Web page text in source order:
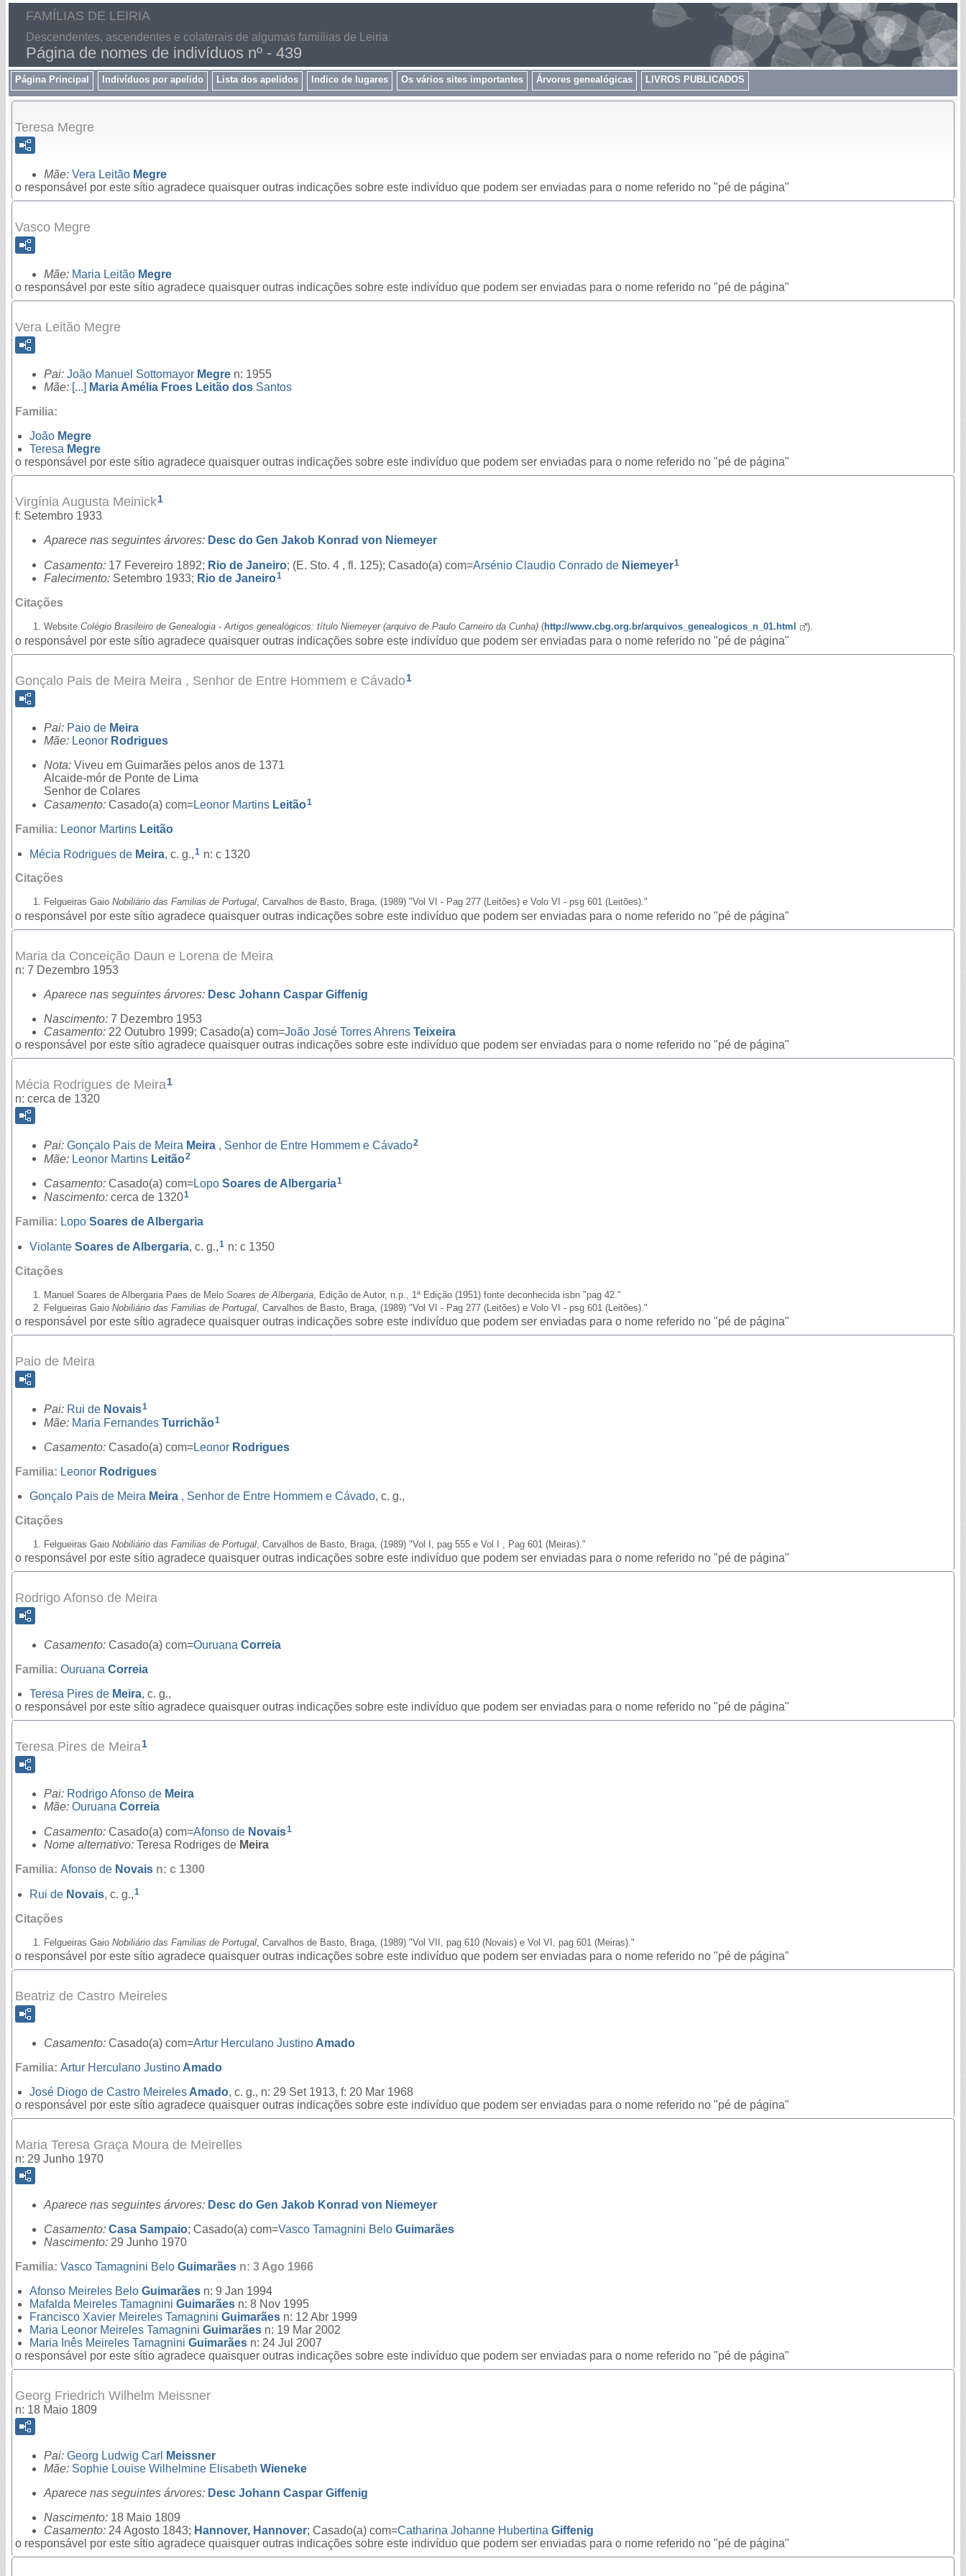
FAMÍLIAS DE LEIRIA
Descendentes, ascendentes e colaterais de algumas famiílias de Leiria
Página de nomes de indivíduos nº - 439
Página Principal Indivíduos por apelido Lista dos apelidos Indice de lugares Os vários sites importantes Árvores genealógicas LIVROS PUBLICADOS
Teresa Megre
Mãe: Vera Leitão Megre
o responsável por este sítio agradece quaisquer outras indicações sobre este indivíduo que podem ser enviadas para o nome referido no "pé de página"
Vasco Megre
Mãe: Maria Leitão Megre
o responsável por este sítio agradece quaisquer outras indicações sobre este indivíduo que podem ser enviadas para o nome referido no "pé de página"
Vera Leitão Megre
Pai: João Manuel Sottomayor Megre n: 1955
Mãe: [...] Maria Amélia Froes Leitão dos Santos
Familia:
João Megre
Teresa Megre
o responsável por este sítio agradece quaisquer outras indicações sobre este indivíduo que podem ser enviadas para o nome referido no "pé de página"
Virgínia Augusta Meinick1
f: Setembro 1933
Aparece nas seguintes árvores: Desc do Gen Jakob Konrad von Niemeyer
Casamento: 17 Fevereiro 1892; Rio de Janeiro; (E. Sto. 4 , fl. 125); Casado(a) com=Arsénio Claudio Conrado de Niemeyer1
Falecimento: Setembro 1933; Rio de Janeiro1
Citações
Website Colégio Brasileiro de Genealogia - Artigos genealógicos: título Niemeyer (arquivo de Paulo Carneiro da Cunha) (http://www.cbg.org.br/arquivos_genealogicos_n_01.html ).
o responsável por este sítio agradece quaisquer outras indicações sobre este indivíduo que podem ser enviadas para o nome referido no "pé de página"
Gonçalo Pais de Meira Meira , Senhor de Entre Hommem e Cávado1
Pai: Paio de Meira
Mãe: Leonor Rodrigues
Nota: Viveu em Guimarães pelos anos de 1371
Alcaide-mór de Ponte de Lima
Senhor de Colares
Casamento: Casado(a) com=Leonor Martins Leitão1
Familia: Leonor Martins Leitão
Mécia Rodrigues de Meira , c. g., 1 n: c 1320
Citações
Felgueiras Gaio Nobiliário das Familias de Portugal, Carvalhos de Basto, Braga, (1989) "Vol VI - Pag 277 (Leitões) e Volo VI - psg 601 (Leitões)."
o responsável por este sítio agradece quaisquer outras indicações sobre este indivíduo que podem ser enviadas para o nome referido no "pé de página"
Maria da Conceição Daun e Lorena de Meira
n: 7 Dezembro 1953
Aparece nas seguintes árvores: Desc Johann Caspar Giffenig
Nascimento: 7 Dezembro 1953
Casamento: 22 Outubro 1999; Casado(a) com=João José Torres Ahrens Teixeira
o responsável por este sítio agradece quaisquer outras indicações sobre este indivíduo que podem ser enviadas para o nome referido no "pé de página"
Mécia Rodrigues de Meira 1
n: cerca de 1320
Pai: Gonçalo Pais de Meira Meira , Senhor de Entre Hommem e Cávado2
Mãe: Leonor Martins Leitão2
Casamento: Casado(a) com=Lopo Soares de Albergaria1
Nascimento: cerca de 13201
Familia: Lopo Soares de Albergaria
Violante Soares de Albergaria, c. g.,1 n: c 1350
Citações
Manuel Soares de Albergaria Paes de Melo Soares de Albergaria , Edição de Autor, n.p., 1ª Edição (1951) fonte deconhecida isbn "pag 42."
Felgueiras Gaio Nobiliário das Familias de Portugal , Carvalhos de Basto, Braga, (1989) "Vol VI - Pag 277 (Leitões) e Volo VI - psg 601 (Leitões)."
o responsável por este sítio agradece quaisquer outras indicações sobre este indivíduo que podem ser enviadas para o nome referido no "pé de página"
Paio de Meira
Pai: Rui de Novais1
Mãe: Maria Fernandes Turrichão1
Casamento: Casado(a) com=Leonor Rodrigues
Familia: Leonor Rodrigues
Gonçalo Pais de Meira Meira , Senhor de Entre Hommem e Cávado, c. g.,
Citações
Felgueiras Gaio Nobiliário das Familias de Portugal , Carvalhos de Basto, Braga, (1989) "Vol I, pag 555 e Vol I , Pag 601 (Meiras)."
o responsável por este sítio agradece quaisquer outras indicações sobre este indivíduo que podem ser enviadas para o nome referido no "pé de página"
Rodrigo Afonso de Meira
Casamento: Casado(a) com=Ouruana Correia
Familia: Ouruana Correia
Teresa Pires de Meira, c. g.,
o responsável por este sítio agradece quaisquer outras indicações sobre este indivíduo que podem ser enviadas para o nome referido no "pé de página"
Teresa Pires de Meira1
Pai: Rodrigo Afonso de Meira
Mãe: Ouruana Correia
Casamento: Casado(a) com=Afonso de Novais1
Nome alternativo: Teresa Rodriges de Meira
Familia: Afonso de Novais n: c 1300
Rui de Novais, c. g.,1
Citações
Felgueiras Gaio Nobiliário das Familias de Portugal , Carvalhos de Basto, Braga, (1989) "Vol VII, pag 610 (Novais) e Vol VI, pag 601 (Meiras)."
o responsável por este sítio agradece quaisquer outras indicações sobre este indivíduo que podem ser enviadas para o nome referido no "pé de página"
Beatriz de Castro Meireles
Casamento: Casado(a) com=Artur Herculano Justino Amado
Familia: Artur Herculano Justino Amado
José Diogo de Castro Meireles Amado, c. g., n: 29 Set 1913, f: 20 Mar 1968
o responsável por este sítio agradece quaisquer outras indicações sobre este indivíduo que podem ser enviadas para o nome referido no "pé de página"
Maria Teresa Graça Moura de Meirelles
n: 29 Junho 1970
Aparece nas seguintes árvores: Desc do Gen Jakob Konrad von Niemeyer
Casamento: Casa Sampaio; Casado(a) com=Vasco Tamagnini Belo Guimarães
Nascimento: 29 Junho 1970
Familia: Vasco Tamagnini Belo Guimarães n: 3 Ago 1966
Afonso Meireles Belo Guimarães n: 9 Jan 1994
Mafalda Meireles Tamagnini Guimarães n: 8 Nov 1995
Francisco Xavier Meireles Tamagnini Guimarães n: 12 Abr 1999
Maria Leonor Meireles Tamagnini Guimarães n: 19 Mar 2002
Maria Inês Meireles Tamagnini Guimarães n: 24 Jul 2007
o responsável por este sítio agradece quaisquer outras indicações sobre este indivíduo que podem ser enviadas para o nome referido no "pé de página"
Georg Friedrich Wilhelm Meissner
n: 18 Maio 1809
Pai: Georg Ludwig Carl
Meissner
Mãe: Sophie Louise Wilhelmine Elisabeth Wieneke
Aparece nas seguintes árvores: Desc Johann Caspar Giffenig
Nascimento: 18 Maio 1809
Casamento: 24 Agosto 1843; Hannover, Hannover; Casado(a) com=Catharina Johanne Hubertina Giffenig
o responsável por este sítio agradece quaisquer outras indicações sobre este indivíduo que podem ser enviadas para o nome referido no "pé de página"